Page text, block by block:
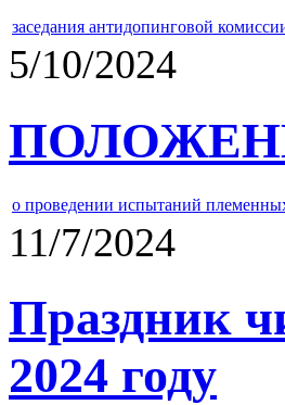
заседания антидопинговой
5/10/2024
о проведении испытаний
11/7/2024
Праздник
2024 году